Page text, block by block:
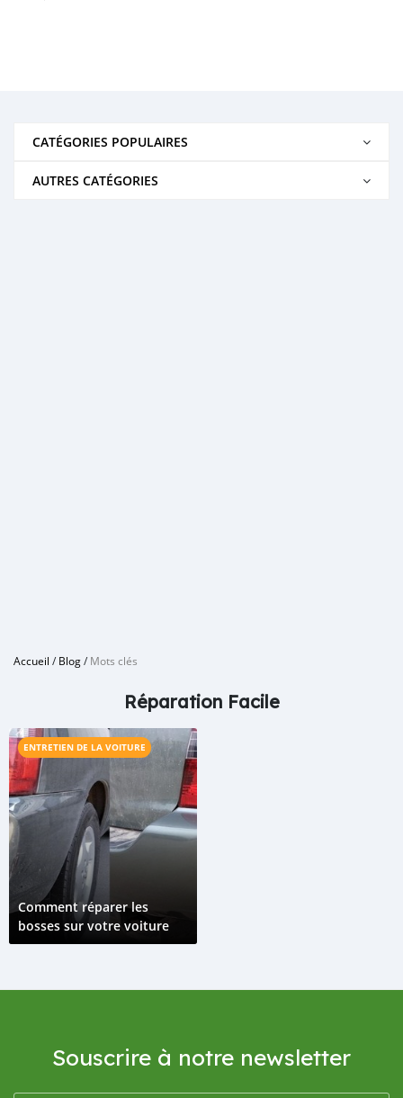
CATÉGORIES POPULAIRES
AUTRES CATÉGORIES
Accueil /Blog/Mots clés
Réparation Facile
ENTRETIEN DE LA VOITURE
Comment réparer les
bosses sur votre voiture
Souscrire à notre newsletter